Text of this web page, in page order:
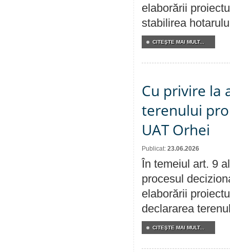
elaborării
stabilirea
CITEŞTE MAI MULT...
Cu privire la
terenului
UAT Orhei
Publicat: 23.06.2026
În temeiul art. 9
procesul
elaborării
declararea
CITEŞTE MAI MULT...